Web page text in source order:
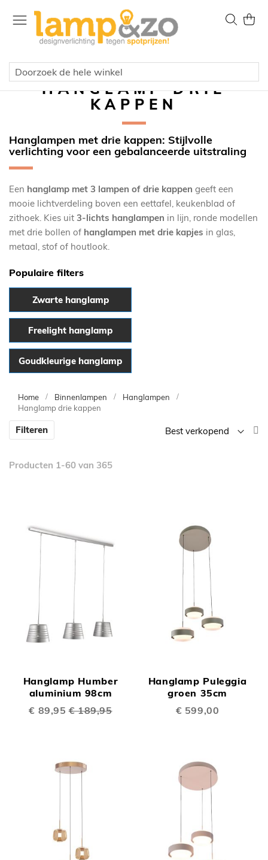
naar
Zoek
HANGLAMP DRIE
KAPPEN
Hanglampen met drie kappen: Stijlvolle
verlichting voor een gebalanceerde uitstraling
Een hanglamp met 3 lampen of drie kappen geeft een
mooie lichtverdeling boven een eettafel, keukenblad of
zithoek. Kies uit 3-lichts hanglampen in lijn, ronde modellen
met drie bollen of hanglampen met drie kapjes in glas,
metaal, stof of houtlook.
Populaire filters
Zwarte hanglamp
Freelight hanglamp
Goudkleurige hanglamp
Home Binnenlampen
Hanglampen
Hanglamp drie kappen
Filteren
Producten 1-60 van 365
Hanglamp Humber
aluminium 98cm
Speciale
€ 89,95 € 189,95
Hanglamp Puleggia
groen 35cm
€ 599,00